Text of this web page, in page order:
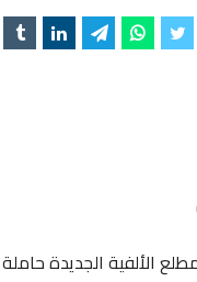
الألفية الجديدة